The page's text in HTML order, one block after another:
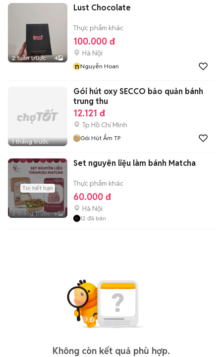
2 tuần trước 4
Lust Chocolate
Thực phẩm khác
100.000 đ
Hà Nội
nNguyễn Hoan
1 tháng trước
Gói hút oxy SECCO bảo quản bánh
trung thu
12.121 đ
Tp Hồ Chí Minh
Gói Hút Ẩm TP
Tin hết hạn
2 tháng trước 6
Set nguyên liệu làm bánh Matcha
Thực phẩm khác
60.000 đ
Hà Nội
12 đã bán
Không còn kết quả phù hợp.